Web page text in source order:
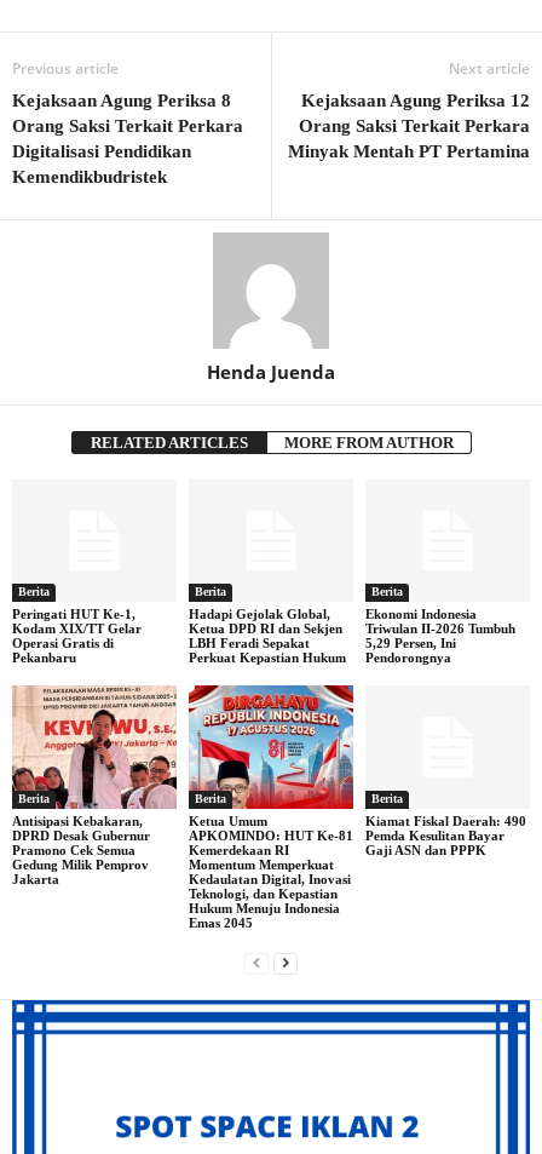
Previous article
Kejaksaan Agung Periksa 8
Orang Saksi Terkait Perkara
Digitalisasi Pendidikan
Kemendikbudristek
Next article
Kejaksaan Agung Periksa 12
Orang Saksi Terkait Perkara
Minyak Mentah PT Pertamina
Henda Juenda
RELATED ARTICLES MORE FROM AUTHOR
Berita
Peringati HUT Ke-1,
Kodam XIX/TT Gelar
Operasi Gratis di
Pekanbaru
Berita
Hadapi Gejolak Global,
Ketua DPD RI dan Sekjen
LBH Feradi Sepakat
Perkuat Kepastian Hukum
Berita
Ekonomi Indonesia
Triwulan II-2026 Tumbuh
5,29 Persen, Ini
Pendorongnya
Berita
Antisipasi Kebakaran,
DPRD Desak Gubernur
Pramono Cek Semua
Gedung Milik Pemprov
Jakarta
Berita
Ketua Umum
APKOMINDO: HUT Ke-81
Kemerdekaan RI
Momentum Memperkuat
Kedaulatan Digital, Inovasi
Teknologi, dan Kepastian
Hukum Menuju Indonesia
Emas 2045
Berita
Kiamat Fiskal Daerah: 490
Pemda Kesulitan Bayar
Gaji ASN dan PPPK